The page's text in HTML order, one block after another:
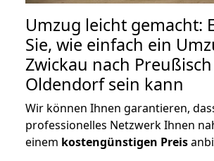
Umzug leicht gemacht:
Sie, wie einfach ein
Zwickau nach Preußisch
Oldendorf sein kann
Wir können Ihnen garantieren,
professionelles Netzwerk Ihnen
einem kostengünstigen Preis